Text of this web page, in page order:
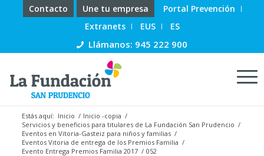
Contacto Une tu empresa
Portal Prevención
Extranets
EUS ES
Llámanos: 945 222 900
Estás aquí: Inicio / Inicio -copia /
Servicios y beneficios para titulares de La Fundación San Prudencio /
Eventos en Vitoria-Gasteiz para niños y familias /
Eventos Vitoria de entrega de los Premios Familia /
Evento Entrega Premios Familia 2017 / 052